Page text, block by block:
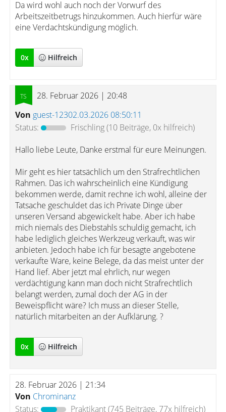
Da wird wohl auch noch der Vorwurf des
Arbeitszeitbetrugs hinzukommen. Auch hierfür wäre
eine Verdachtskündigung möglich.
0x Hilfreich
28. Februar 2026 | 20:48
Von guest-12302.03.2026 08:50:11
Status:
Frischling(10 Beiträge, 0x hilfreich)
Hallo liebe Leute, Danke erstmal für eure Meinungen.
Mir geht es hier tatsächlich um den Strafrechtlichen
Rahmen. Das ich wahrscheinlich eine Kündigung
bekommen werde, damit rechne ich wohl, alleine der
Tatsache geschuldet das ich Private Dinge über
unseren Versand abgewickelt habe. Aber ich habe
mich niemals des Diebstahls schuldig gemacht, ich
habe lediglich gleiches Werkzeug verkauft, was wir
anbieten. Jedoch habe ich für besagte angebotene
verkaufte Ware, keine Belege, da das meist unter der
Hand lief. Aber jetzt mal ehrlich, nur wegen
verdächtigung kann man doch nicht Strafrechtlich
belangt werden, zumal doch der AG in der
Beweispflicht wäre? Ich muss an dieser Stelle,
natürlich mitarbeiten an der Aufklärung. ?
0x Hilfreich
28. Februar 2026 | 21:34
Von Chrominanz
Status:
Praktikant(745 Beiträge, 77x hilfreich)